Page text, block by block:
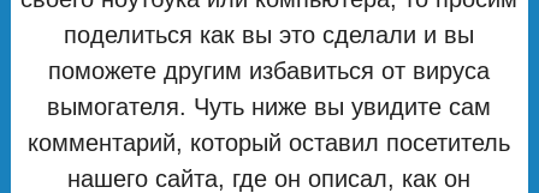
поделиться как вы это сделали и вы
поможете другим избавиться от вируса
вымогателя. Чуть ниже вы увидите сам
комментарий, который оставил посетитель
нашего сайта, где он описал, как он